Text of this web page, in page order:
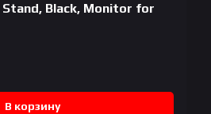
Black, Monitor for
В корзину